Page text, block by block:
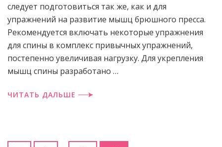
следует подготовиться так же, как и для
упражнений на развитие мышц брюшного пресса.
Рекомендуется включать некоторые упражнения
для спины в комплекс привычных упраж­нений,
постепенно увеличивая нагрузку. Для укрепления
мышц спины разработано …
ЧИТАТЬ ДАЛЬШЕ